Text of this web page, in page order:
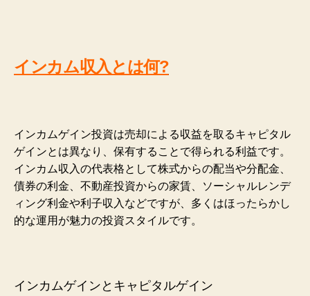
インカム収入とは何?
インカムゲイン投資は売却による収益を取るキャピタル
ゲインとは異なり、保有することで得られる利益です。
インカム収入の代表格として株式からの配当や分配金、
債券の利金、不動産投資からの家賃、ソーシャルレンデ
ィング利金や利子収入などですが、多くはほったらかし
的な運用が魅力の投資スタイルです。
インカムゲインとキャピタルゲイン